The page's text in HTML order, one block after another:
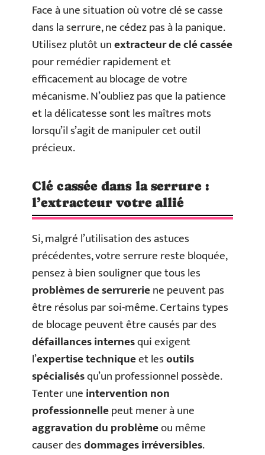
Face à une situation où votre clé se casse
dans la serrure, ne cédez pas à la panique.
Utilisez plutôt unextracteur de clé cassée
pour remédier rapidement et
efficacement au blocage de votre
mécanisme. N’oubliez pas que la patience
et la délicatesse sont les maîtres mots
lorsqu’il s’agit de manipuler cet outil
précieux.
Clé cassée dans la serrure :
l’extracteur votre allié
Si, malgré l’utilisation des astuces
précédentes, votre serrure reste bloquée,
pensez à bien souligner que tous les
problèmes de serrureriene peuvent pas
être résolus par soi-même. Certains types
de blocage peuvent être causés par des
défaillances internesqui exigent
l’expertise techniqueet lesoutils
spécialisésqu’un professionnel possède.
Tenter uneintervention non
professionnellepeut mener à une
aggravation du problèmeou même
causer desdommages irréversibles.